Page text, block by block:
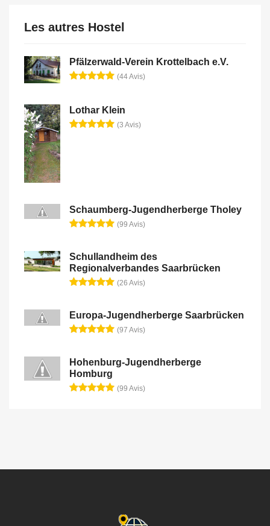
Les autres Hostel
Pfälzerwald-Verein Krottelbach e.V.
(44 Avis)
Lothar Klein
(3 Avis)
Schaumberg-Jugendherberge Tholey
(99 Avis)
Schullandheim des
Regionalverbandes Saarbrücken
(26 Avis)
Europa-Jugendherberge Saarbrücken
(97 Avis)
Hohenburg-Jugendherberge
Homburg
(99 Avis)